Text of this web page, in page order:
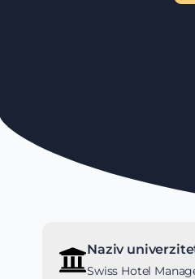
Naziv
Swiss Hotel